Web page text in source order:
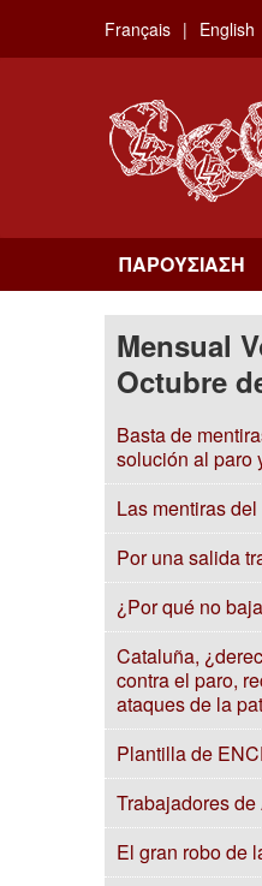
main
Français English
ΠΑΡΟΥΣΊΑΣΗ
Mensual
Octubre
Basta de
solución al paro
Las mentiras del
Por una salida
¿Por qué no
Cataluña,
contra el paro,
ataques de la
Plantilla de
Trabajadores
El gran robo de